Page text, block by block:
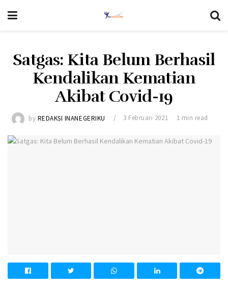
Satgas: Kita Belum Berhasil
Kendalikan Kematian
Akibat Covid-19
by REDAKSI INANEGERIKU 3 Februari 2021 1 min read